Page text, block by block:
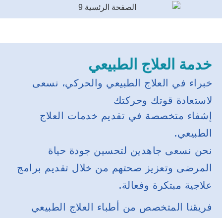
خدمة العلاج الطبيعي
خبراء في العلاج الطبيعي والحركي، نسعى
لاستعادة قوتك وحركتك
إشفاء متخصصة في تقديم خدمات العلاج
الطبيعي.
نحن نسعى جاهدين لتحسين جودة حياة
المرضى وتعزيز صحتهم من خلال تقديم برامج
علاجية مبتكرة وفعالة.
فريقنا المتخصص من أطباء العلاج الطبيعي